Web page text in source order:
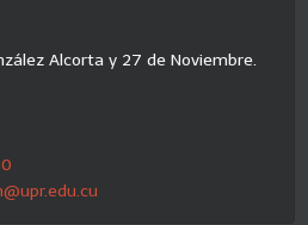
Alcorta y 27 de Noviembre.